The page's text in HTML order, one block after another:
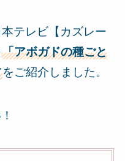
テレビ【カズレー
「アボガドの種ごと
をご紹介しました。